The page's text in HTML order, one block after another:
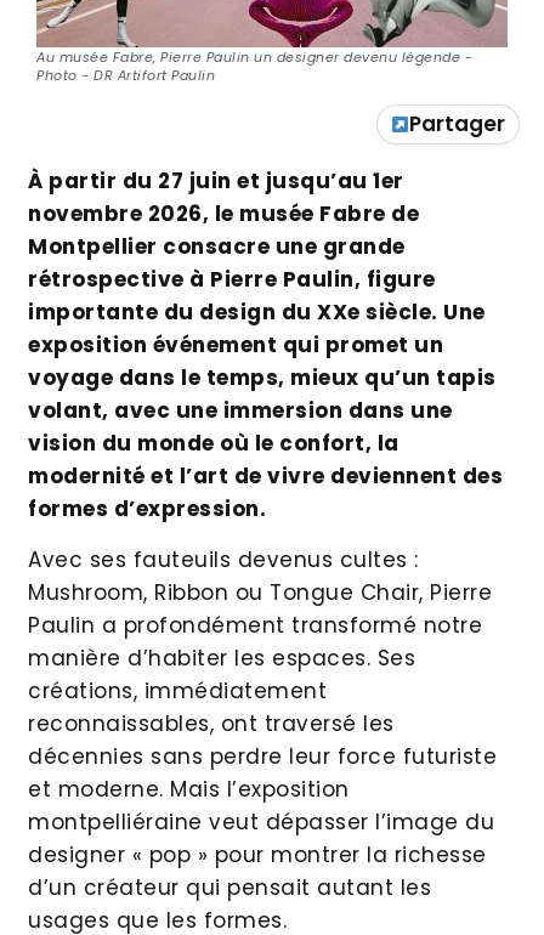
Au musée Fabre, Pierre Paulin un designer devenu légende -
Photo - DR Artifort Paulin
Partager
À partir du 27 juin et jusqu’au 1er
novembre 2026, le musée Fabre de
Montpellier consacre une grande
rétrospective à Pierre Paulin, figure
importante du design du XXe siècle. Une
exposition événement qui promet un
voyage dans le temps, mieux qu’un tapis
volant, avec une immersion dans une
vision du monde où le confort, la
modernité et l’art de vivre deviennent des
formes d’expression.
Avec ses fauteuils devenus cultes :
Mushroom, Ribbon ou Tongue Chair, Pierre
Paulin a profondément transformé notre
manière d’habiter les espaces. Ses
créations, immédiatement
reconnaissables, ont traversé les
décennies sans perdre leur force futuriste
et moderne. Mais l’exposition
montpelliéraine veut dépasser l’image du
designer « pop » pour montrer la richesse
d’un créateur qui pensait autant les
usages que les formes.